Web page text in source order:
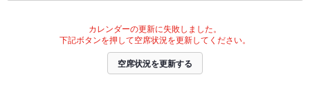
カレンダーの更新に失敗しました。
下記ボタンを押して空席状況を更新してください。
空席状況を更新する